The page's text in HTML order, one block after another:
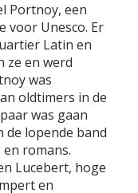
Portnoy, een
voor Unesco. Er
Latin en
ze en werd
was
oldtimers in de
was gaan
de lopende band
romans.
Lucebert, hoge
en